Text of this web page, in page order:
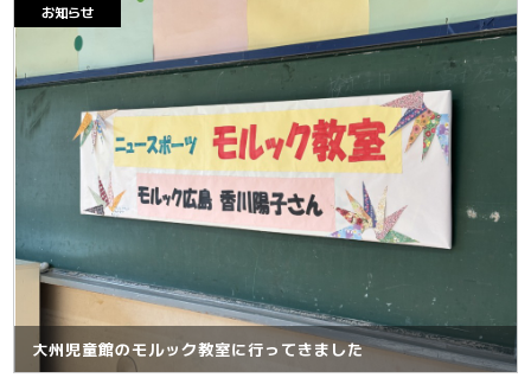
お知らせ
大州児童館のモルック教室に行ってきました